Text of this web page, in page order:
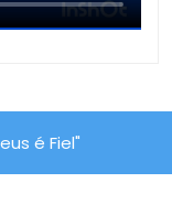
é Fiel"